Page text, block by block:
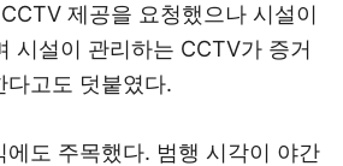
제공을 요청했으나 시설이
시설이 관리하는 CCTV가 증거
다고도 덧붙였다.
도 주목했다. 범행 시각이 야간